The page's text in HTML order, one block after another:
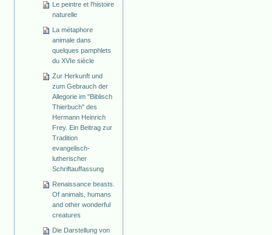
Le peintre et l'histoire
naturelle
La métaphore
animale dans
quelques pamphlets
du XVIe siècle
Zur Herkunft und
zum Gebrauch der
Allegorie im "Biblisch
Thierbuch" des
Hermann Heinrich
Frey. Ein Beitrag zur
Tradition
evangelisch-
lutherischer
Schriftauffassung
Renaissance beasts.
Of animals, humans
and other wonderful
creatures
Die Darstellung von